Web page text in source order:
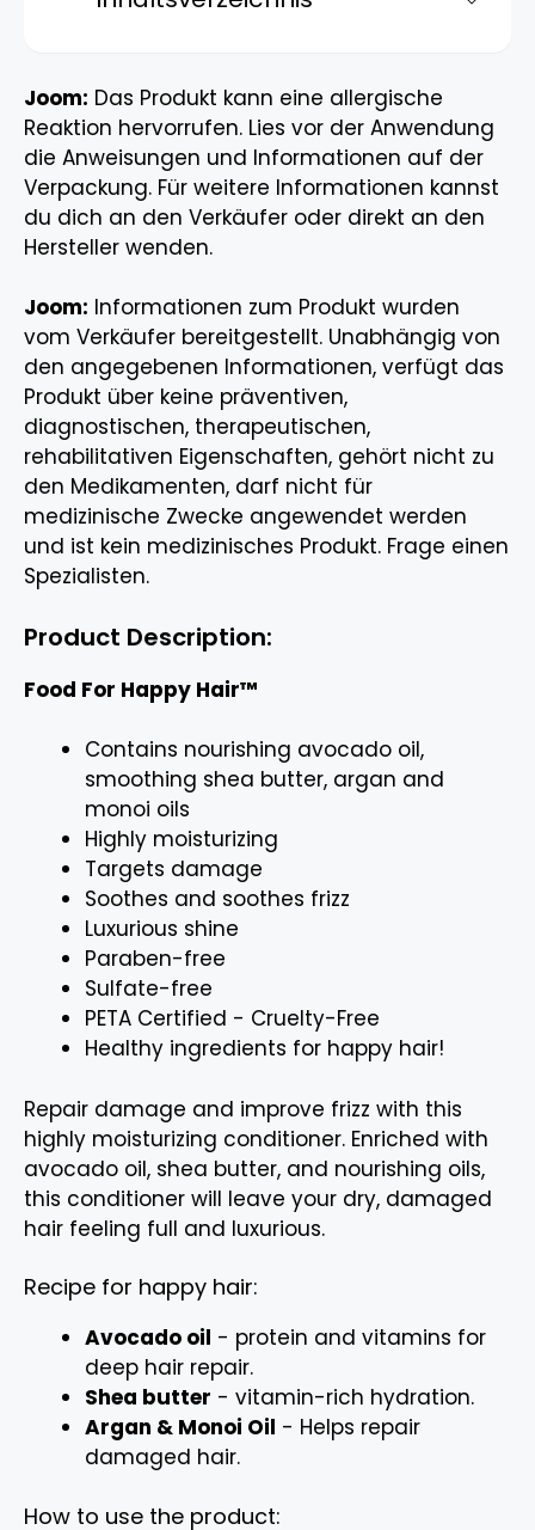
Joom: Das Produkt kann eine allergische
Reaktion hervorrufen. Lies vor der Anwendung
die Anweisungen und Informationen auf der
Verpackung. Für weitere Informationen kannst
du dich an den Verkäufer oder direkt an den
Hersteller wenden.
Joom: Informationen zum Produkt wurden
vom Verkäufer bereitgestellt. Unabhängig von
den angegebenen Informationen, verfügt das
Produkt über keine präventiven,
diagnostischen, therapeutischen,
rehabilitativen Eigenschaften, gehört nicht zu
den Medikamenten, darf nicht für
medizinische Zwecke angewendet werden
und ist kein medizinisches Produkt. Frage einen
Spezialisten.
Product Description:
Food For Happy Hair™
Contains nourishing avocado oil,
smoothing shea butter, argan and
monoi oils
Highly moisturizing
Targets damage
Soothes and soothes frizz
Luxurious shine
Paraben-free
Sulfate-free
PETA Certified - Cruelty-Free
Healthy ingredients for happy hair!
Repair damage and improve frizz with this
highly moisturizing conditioner. Enriched with
avocado oil, shea butter, and nourishing oils,
this conditioner will leave your dry, damaged
hair feeling full and luxurious.
Recipe for happy hair:
Avocado oil - protein and vitamins for
deep hair repair.
Shea butter - vitamin-rich hydration.
Argan & Monoi Oil - Helps repair
damaged hair.
How to use the product: